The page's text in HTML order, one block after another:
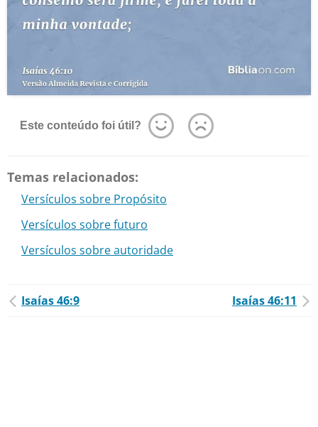
Este conteúdo foi útil?
Temas relacionados:
Versículos sobre Propósito
Versículos sobre futuro
Versículos sobre autoridade
Isaías 46:9 Isaías 46:11